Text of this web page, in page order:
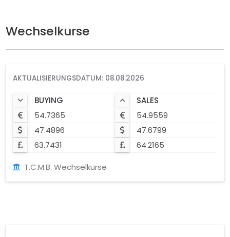
Wechselkurse
AKTUALISIERUNGSDATUM: 08.08.2026
BUYING
SALES
54.7365
54.9559
47.4896
47.6799
63.7431
64.2165
T.C.M.B. Wechselkurse